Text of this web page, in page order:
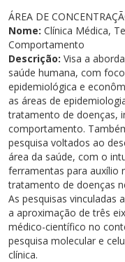
Visitas guiadas
Blog Univates
Especializações/MBA
Cursos Crie
Cursos de Idiomas
Residências Médicas
Localização
Internacional
Diplomados
Trabalhe Conosco
Eventos
Atividades Culturais
Univates & Você -
Orquestra Gustavo
Plataforma de
+Ação
Escolas
ÁREA DE
Nome: Clínica Médica,
Comportamento
Descrição: Visa a
saúde humana, com
epidemiológica e
as áreas de
tratamento de doenças,
comportamento.
pesquisa voltados ao
área da saúde, com o
ferramentas para auxílio
tratamento de doenças
As pesquisas vinculadas
a aproximação de três
médico-científico no
pesquisa molecular e
clínica.